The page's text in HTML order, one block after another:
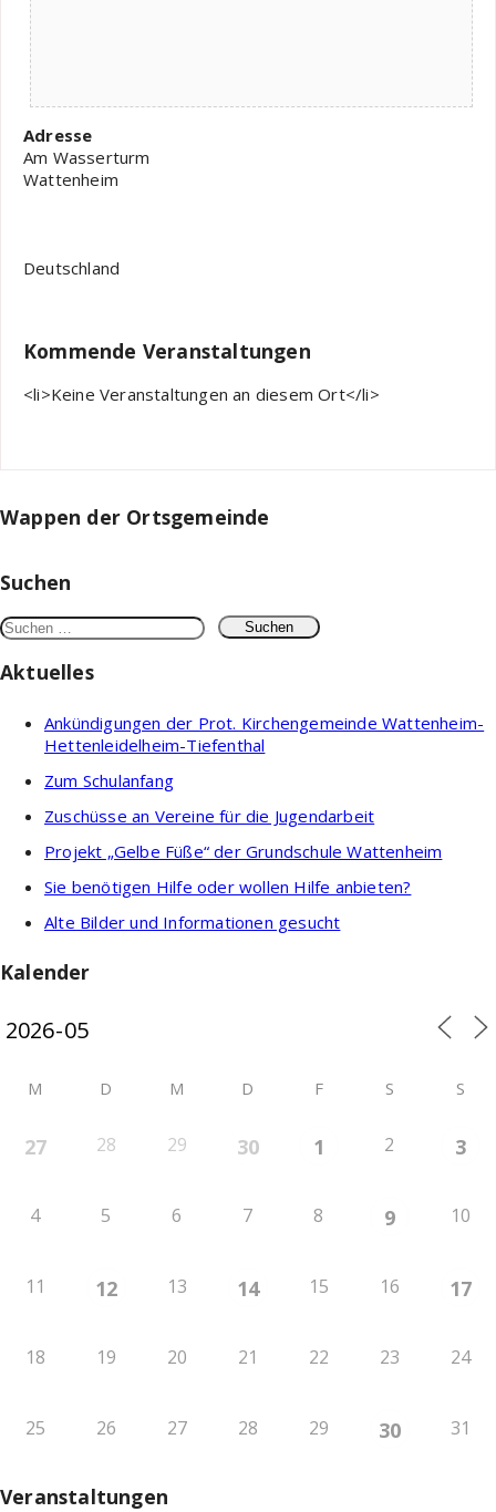
Adresse
Am Wasserturm
Wattenheim
Deutschland
Kommende Veranstaltungen
<li>Keine Veranstaltungen an diesem Ort</li>
Wappen der Ortsgemeinde
Suchen
Suchen
nach:
Aktuelles
Ankündigungen der Prot. Kirchengemeinde Wattenheim-
Hettenleidelheim-Tiefenthal
Zum Schulanfang
Zuschüsse an Vereine für die Jugendarbeit
Projekt „Gelbe Füße“ der Grundschule Wattenheim
Sie benötigen Hilfe oder wollen Hilfe anbieten?
Alte Bilder und Informationen gesucht
Kalender
M D M D F S S
27 28 29 30 1 2 3
4 5 6 7 8 9 10
11 12 13 14 15 16 17
18 19 20 21 22 23 24
25 26 27 28 29 30 31
Veranstaltungen